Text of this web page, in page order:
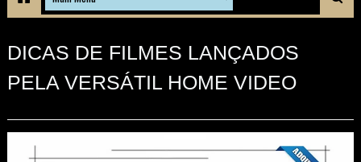
DICAS DE FILMES LANÇADOS
PELA VERSÁTIL HOME VIDEO